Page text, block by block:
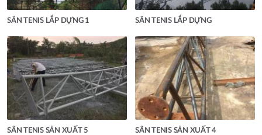
SÂN TENIS LẮP DỰNG 1 SÂN TENIS LẮP DỰNG
SÂN TENIS SẢN XUẤT 5 SÂN TENIS SẢN XUẤT 4